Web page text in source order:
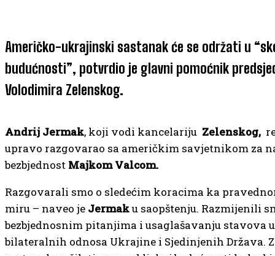
Američko-ukrajinski sastanak će se održati u
budućnosti”, potvrdio je glavni pomoćnik
Volodimira Zelenskog.
Andrij Jermak, koji vodi kancelariju Zelenskog,
upravo razgovarao sa američkim savjetnikom za
bezbjednost Majkom Valcom.
Razgovarali smo o sledećim koracima ka
miru – naveo je Jermaku saopštenju. Razmijenili
bezbjednosnim pitanjima i usaglašavanju stavova
bilateralnih odnosa Ukrajine i Sjedinjenih Država.